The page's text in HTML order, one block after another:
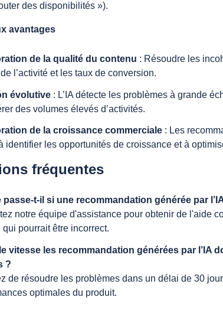
des disponibilités »).
avantages
de la qualité du contenu : Résoudre les
l’activité et les taux de conversion.
évolutive : L’IA détecte les problèmes à grande
des volumes élevés d’activités.
de la croissance commerciale : Les
identifier les opportunités de croissance et à
fréquentes
passe-t-il si une recommandation générée par
notre équipe d'assistance pour obtenir de l'aide
pourrait être incorrect.
vitesse les recommandation générées par l’IA
?
de résoudre les problèmes dans un délai de 30
optimales du produit.